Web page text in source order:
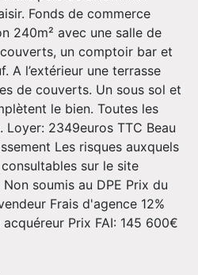
Fonds de commerce
240m² avec une salle de
un comptoir bar et
A l’extérieur une terrasse
de couverts. Un sous sol et
le bien. Toutes les
Loyer: 2349euros TTC Beau
Les risques auxquels
sur le site
soumis au DPE Prix du
Frais d'agence 12%
Prix FAI: 145 600€